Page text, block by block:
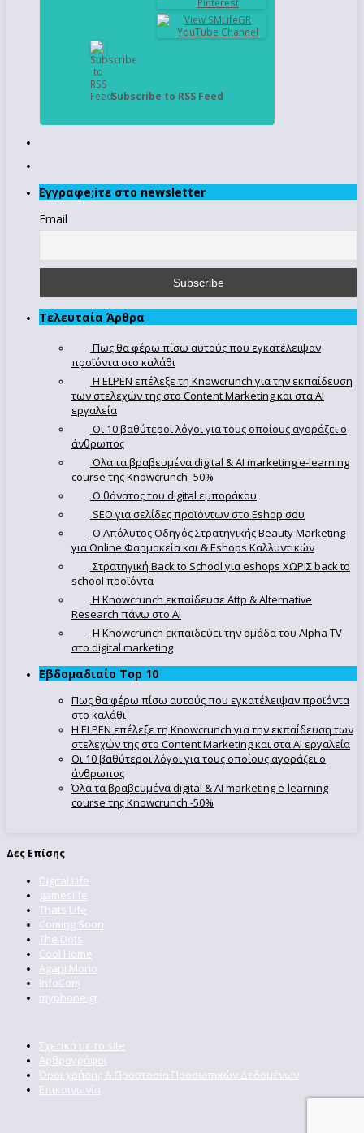
Subscribe to RSS Feed
Εγγραφe;iτε στο newsletter
Email
Τελευταία Άρθρα
Πως θα φέρω πίσω αυτούς που εγκατέλειψαν
προϊόντα στο καλάθι
Η ELPEN επέλεξε τη Knowcrunch για την εκπαίδευση
των στελεχών της στο Content Marketing και στα AI
εργαλεία
Οι 10 βαθύτεροι λόγοι για τους οποίους αγοράζει ο
άνθρωπος
Όλα τα βραβευμένα digital & AI marketing e-learning
course της Knowcrunch -50%
Ο θάνατος του digital εμποράκου
SEO για σελίδες προϊόντων στο Eshop σου
Ο Απόλυτoς Οδηγός Στρατηγικής Beauty Marketing
για Online Φαρμακεία και & Eshops Καλλυντικών
Στρατηγική Back to School για eshops ΧΩΡΙΣ back to
school προϊόντα
Η Knowcrunch εκπαίδευσε Attp & Alternative
Research πάνω στο ΑΙ
Η Knowcrunch εκπαιδεύει την ομάδα του Alpha TV
στο digital marketing
Εβδομαδιαίο Top 10
Πως θα φέρω πίσω αυτούς που εγκατέλειψαν προϊόντα
στο καλάθι
Η ELPEN επέλεξε τη Knowcrunch για την εκπαίδευση των
στελεχών της στο Content Marketing και στα AI εργαλεία
Οι 10 βαθύτεροι λόγοι για τους οποίους αγοράζει ο
άνθρωπος
Όλα τα βραβευμένα digital & AI marketing e-learning
course της Knowcrunch -50%
Δες Επίσης
Digital Life
gameslife
Thats Life
Coming Soon
The Dots
Cool Home
Agapi Mono
InfoCom
myphone.gr
Σχετικά με το site
Αρθρογράφοι
Όροι χρήσης & Προστασία Προσωπικών Δεδομένων
Επικοινωνία